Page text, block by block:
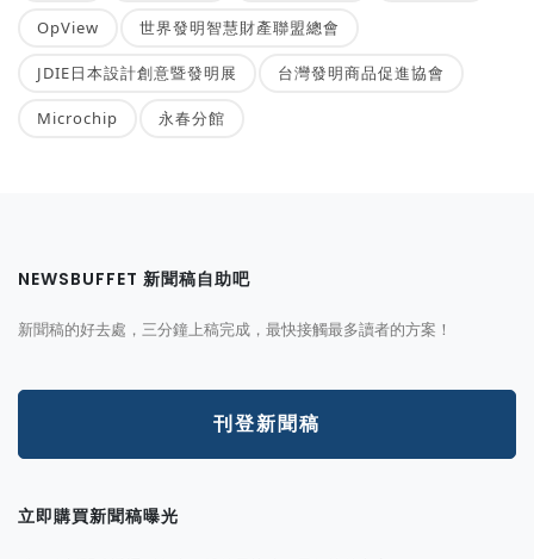
OpView 世界發明智慧財產聯盟總會
JDIE日本設計創意暨發明展 台灣發明商品促進協會
Microchip 永春分館
NEWSBUFFET 新聞稿自助吧
新聞稿的好去處，三分鐘上稿完成，最快接觸最多讀者的方案！
刊登新聞稿
立即購買新聞稿曝光